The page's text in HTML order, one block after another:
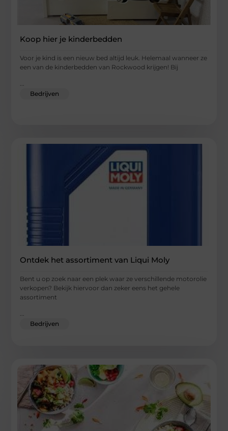
Koop hier je kinderbedden
Voor je kind is een nieuw bed altijd leuk. Helemaal wanneer ze
een van de kinderbedden van Rockwood krijgen! Bij
...
Bedrijven
Ontdek het assortiment van Liqui Moly
Bent u op zoek naar een plek waar ze verschillende motorolie
verkopen? Bekijk hiervoor dan zeker eens het gehele
assortiment
...
Bedrijven